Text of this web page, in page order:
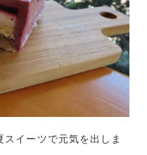
スイーツで元気を出しま